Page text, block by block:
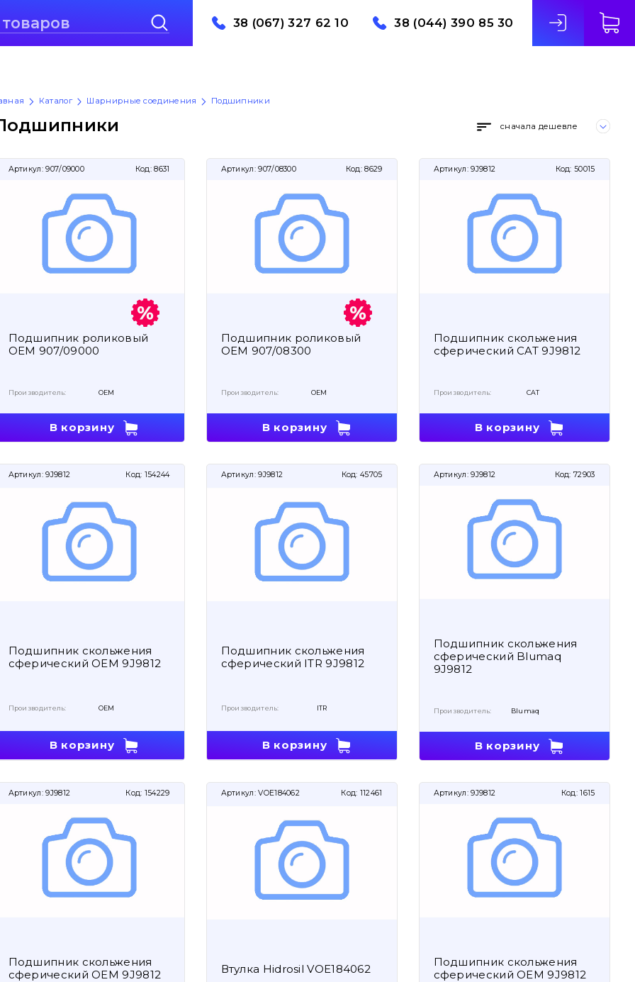
38 (067) 327 62 10 38 (044) 390 85 30
Каталог Шарнирные соединения Подшипники
сначала дешевле
Артикул: 907/09000 Код: 8631
Подшипник роликовый
OEM 907/09000
Производитель: OEM
В корзину
Артикул: 907/08300 Код: 8629
Подшипник роликовый
OEM 907/08300
Производитель: OEM
В корзину
Артикул: 9J9812 Код: 50015
Подшипник скольжения
сферический CAT 9J9812
Производитель: CAT
В корзину
Артикул: 9J9812 Код: 154244
Подшипник скольжения
сферический OEM 9J9812
Производитель: OEM
В корзину
Артикул: 9J9812 Код: 45705
Подшипник скольжения
сферический ITR 9J9812
Производитель: ITR
В корзину
Артикул: 9J9812 Код: 72903
Подшипник скольжения
сферический Blumaq
9J9812
Производитель: Blumaq
В корзину
Артикул: 9J9812 Код: 154229
Подшипник скольжения
сферический OEM 9J9812
Артикул: VOE184062 Код: 112461
Втулка Hidrosil VOE184062
Артикул: 9J9812 Код: 1615
Подшипник скольжения
сферический OEM 9J9812